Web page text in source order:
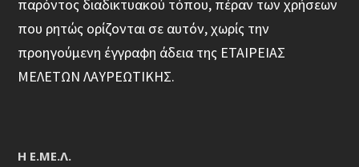
παρόντος διαδικτυακού τόπου, πέραν των χρήσεων
που ρητώς ορίζονται σε αυτόν, χωρίς την
προηγούμενη έγγραφη άδεια της ΕΤΑΙΡΕΙΑΣ
ΜΕΛΕΤΩΝ ΛΑΥΡΕΩΤΙΚΗΣ.
Η Ε.ΜΕ.Λ.